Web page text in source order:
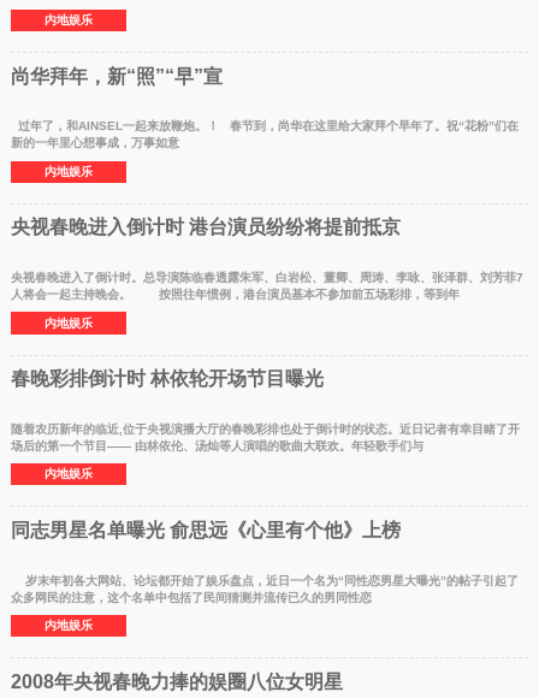
内地娱乐
尚华拜年，新“照”“早”宣
新的一年里心想事成，万事如意
内地娱乐
央视春晚进入倒计时 港台演员纷纷将提前抵京
央视春晚进入了倒计时。总导演陈临春透露朱军、白岩松、董卿、周涛、李咏、张泽群、刘芳菲7
人将会一起主持晚会。 按照往年惯例，港台演员基本不参加前五场彩排，等到年
内地娱乐
春晚彩排倒计时 林依轮开场节目曝光
随着农历新年的临近,位于央视演播大厅的春晚彩排也处于倒计时的状态。近日记者有幸目睹了开
场后的第一个节目—— 由林依伦、汤灿等人演唱的歌曲大联欢。年轻歌手们与
内地娱乐
同志男星名单曝光 俞思远《心里有个他》上榜
岁末年初各大网站、论坛都开始了娱乐盘点，近日一个名为“同性恋男星大曝光”的帖子引起了
众多网民的注意，这个名单中包括了民间猜测并流传已久的男同性恋
内地娱乐
2008年央视春晚力捧的娱圈八位女明星